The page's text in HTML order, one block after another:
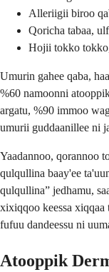
Alleriigii biroo
Qoricha tabaa,
Hojii tokko
Umurin gahee qaba,
%60 namoonni
argatu, %90 immoo
umurii guddaanillee ni
Yaadannoo, qorannoo
qulqullina baay'ee
qulqullina” jedhamu,
xixiqqoo keessa
fufuu dandeessu ni
Atooppik